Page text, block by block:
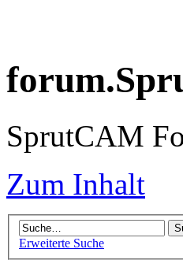
SprutCAM
Zum Inhalt
Erweiterte Suche